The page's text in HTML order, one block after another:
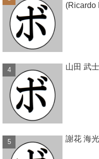
(Ricardo
山田 武
謝花 海